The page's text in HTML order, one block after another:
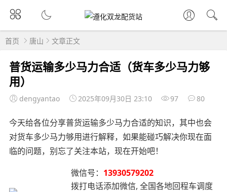
首页 唐山 文章正文
普货运输多少马力合适（货车多少马力够
用）
dengyantao 2025年09月30日 23:10 97 80
今天给各位分享普货运输多少马力合适的知识，其中也会
对货车多少马力够用进行解释，如果能碰巧解决你现在面
临的问题，别忘了关注本站，现在开始吧！
微信号： 13930579202
拨打电话添加微信, 全国各地回程车调度